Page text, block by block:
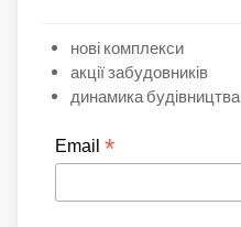
нові комплекси
акції забудовників
динамика будівництва
Email *